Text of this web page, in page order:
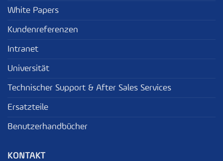
White Papers
Kundenreferenzen
Intranet
Universität
Technischer Support & After Sales Services
Ersatzteile
Benutzerhandbücher
KONTAKT